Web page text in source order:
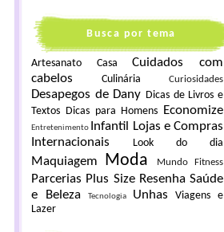
Busca por tema
Artesanato Casa
Cuidados com
cabelos
Culinária Curiosidades
Desapegos de Dany Dicas de Livros e
Textos Dicas para Homens Economize
Entretenimento Infantil
Lojas e Compras
Internacionais
Look do dia
Maquiagem Moda Mundo Fitness
Parcerias Plus Size Resenha Saúde
e Beleza
Tecnologia Unhas
Viagens e
Lazer